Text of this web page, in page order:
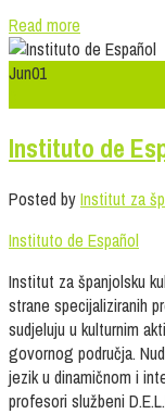
Read more
Jun01
Instituto de
Posted byInstitut za
Instituto de Español
Institut za španjolsku
strane specijaliziranih
sudjeluju u kulturnim
govornog područja.
jezik u dinamičnom i
profesori službeni